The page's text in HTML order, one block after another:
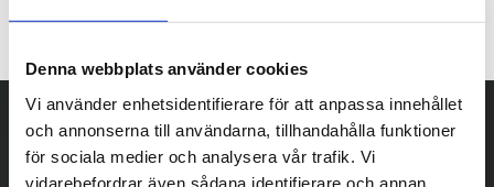
Denna webbplats använder cookies
Vi använder enhetsidentifierare för att anpassa innehållet
och annonserna till användarna, tillhandahålla funktioner
för sociala medier och analysera vår trafik. Vi
vidarebefordrar även sådana identifierare och annan